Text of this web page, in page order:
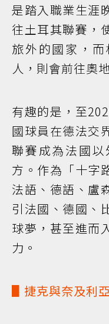
是踏入職業生涯
往土耳其聯賽，
旅外的國家，
人，則會前往奧
有趣的是，至
國球員在德法交
聯賽成為法國
方。作為「十字
法語、德語、盧
引法國、德國、
球夢，甚至進而
力。
▋捷克與奈及利